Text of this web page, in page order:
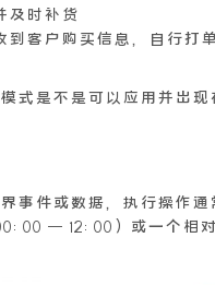
及时补货
到客户购买信息，自行打
式是不是可以应用并出现
事件或数据，执行操作通
– 12:00）或一个相